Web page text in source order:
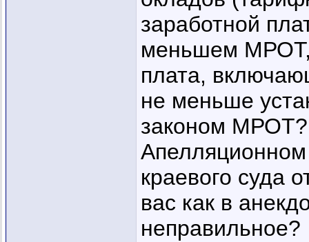
заработной
меньшем МРОТ,
плата,
не меньше
законом МРОТ?
Апелляционном
краевого суда
вас как в
неправильное?